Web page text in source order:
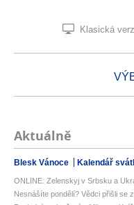
Klasická
Aktuálně
Blesk Vánoce Kalendář
ONLINE: Zelenskyj v Srbsku a
Nesnášíte pondělí? Vědci přišli se